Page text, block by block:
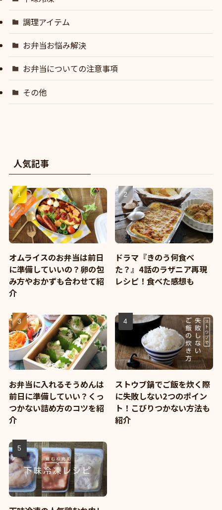
調理アイテム
お弁当お悩み解決
お弁当についての注意事項
その他
人気記事
オムライスのお弁当は前日
に準備していいの？卵の包
み方やおかずも合わせて紹
介
ドラマ『きのう何食べ
た？』4話のラザニア再現
レシピ！食べた感想も
お弁当に入れるそうめんは
前日に準備していい？くっ
つかない詰め方のコツを紹
介
ストウブ鍋でご飯を炊く際
に失敗しない2つのポイン
ト！こびりつかない方法も
紹介